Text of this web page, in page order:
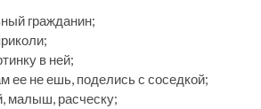
гражданин;
в ней;
ее не ешь, поделись с соседкой;
малыш, расческу;